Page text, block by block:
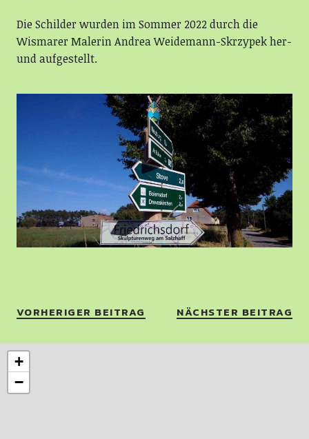
Die Schilder wurden im Sommer 2022 durch die
Wismarer Malerin Andrea Weidemann-Skrzypek her-
und aufgestellt.
VORHERIGER BEITRAG NÄCHSTER BEITRAG
+
−